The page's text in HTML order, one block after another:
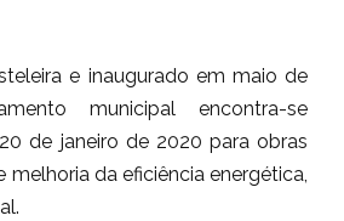
e inaugurado em maio de
municipal encontra-se
de janeiro de 2020 para obras
melhoria da eficiência energética,